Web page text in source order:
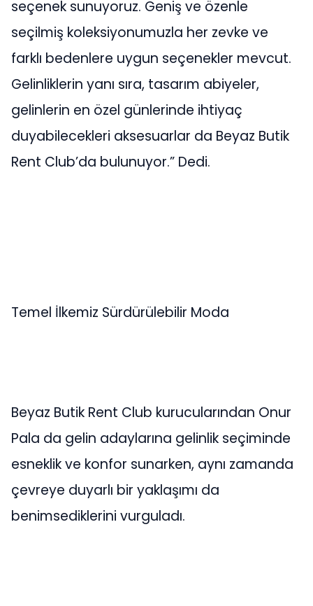
seçenek sunuyoruz. Geniş ve özenle
seçilmiş koleksiyonumuzla her zevke ve
farklı bedenlere uygun seçenekler mevcut.
Gelinliklerin yanı sıra, tasarım abiyeler,
gelinlerin en özel günlerinde ihtiyaç
duyabilecekleri aksesuarlar da Beyaz Butik
Rent Club’da bulunuyor.” Dedi.
Temel İlkemiz Sürdürülebilir Moda
Beyaz Butik Rent Club kurucularından Onur
Pala da gelin adaylarına gelinlik seçiminde
esneklik ve konfor sunarken, aynı zamanda
çevreye duyarlı bir yaklaşımı da
benimsediklerini vurguladı.